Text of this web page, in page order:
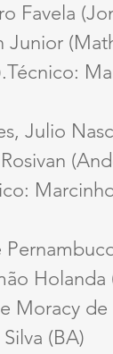
Favela
Julio
Holanda
Moracy de
(BA)